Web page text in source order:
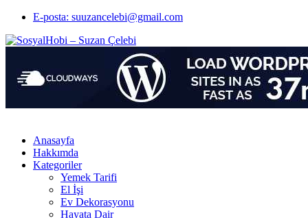
E-posta: suuzancelebi@gmail.com
Anasayfa
Hakkımda
Kategoriler
Yemek Tarifi
El İşi
Ev Dekorasyonu
Hayata Dair